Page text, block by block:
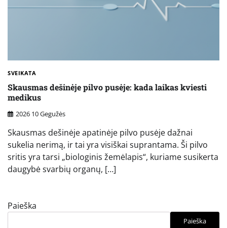
SVEIKATA
Skausmas dešinėje pilvo pusėje: kada laikas kviesti
medikus
2026 10 Gegužės
Skausmas dešinėje apatinėje pilvo pusėje dažnai
sukelia nerimą, ir tai yra visiškai suprantama. Ši pilvo
sritis yra tarsi „biologinis žemėlapis“, kuriame susikerta
daugybė svarbių organų, […]
Paieška
Paieška